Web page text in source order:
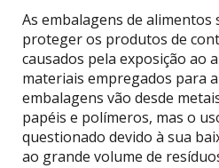
As embalagens de
proteger os produtos de
causados pela exposição ao
materiais empregados para
embalagens vão desde
papéis e polímeros, mas o
questionado devido à sua
ao grande volume de